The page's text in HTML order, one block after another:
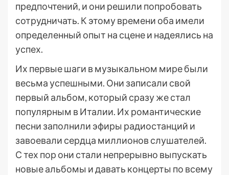
предпочтений, и они решили попробовать
сотрудничать. К этому времени оба имели
определенный опыт на сцене и надеялись на
успех.
Их первые шаги в музыкальном мире были
весьма успешными. Они записали свой
первый альбом, который сразу же стал
популярным в Италии. Их романтические
песни заполнили эфиры радиостанций и
завоевали сердца миллионов слушателей.
С тех пор они стали непрерывно выпускать
новые альбомы и давать концерты по всему